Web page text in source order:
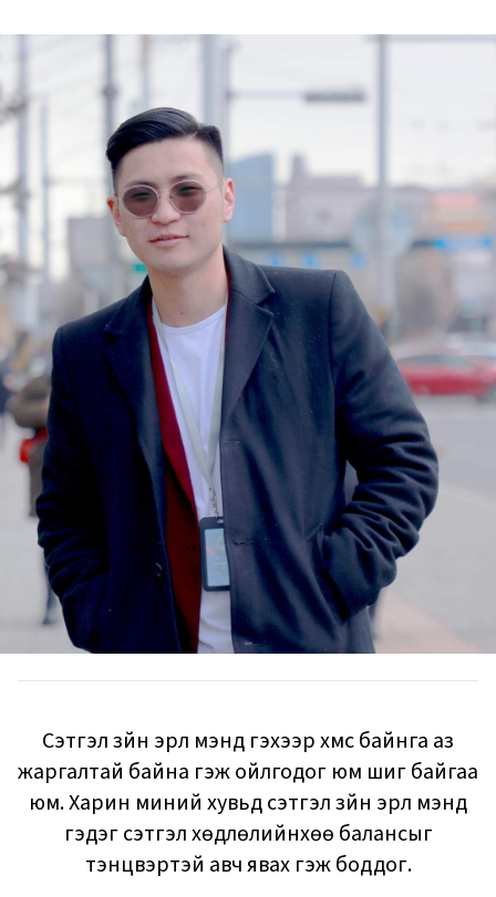
Сэтгэл зүйн эрүүл мэнд гэхээр хүмүүс байнга аз
жаргалтай байна гэж ойлгодог юм шиг байгаа
юм. Харин миний хувьд сэтгэл зүйн эрүүл мэнд
гэдэг сэтгэл хөдлөлийнхөө балансыг
тэнцвэртэй авч явах гэж боддог.